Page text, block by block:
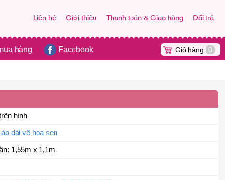
Liên hệ Giới thiệu Thanh toán & Giao hàng Đổi trả
hàng Facebook Giỏ hàng 0
trên hình
áo dài vẽ hoa sen
1,55m x 1,1m.